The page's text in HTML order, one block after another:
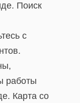
Поиск
с
работы
Карта со